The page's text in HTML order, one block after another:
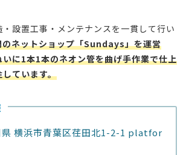
設置工事・メンテナンスを一貫して行い
のネットショップ「Sundays」を運営
に1本1本のネオン管を曲げ手作業で仕上
ています。
県 横浜市青葉区荏田北1-2-1 platfor